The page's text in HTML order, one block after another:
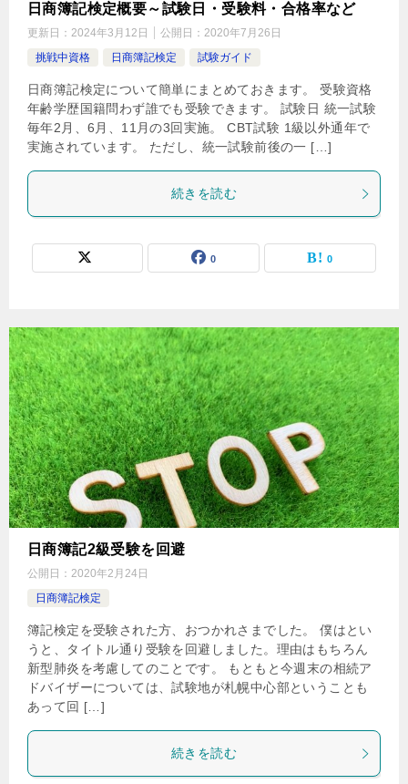
日商簿記検定概要～試験日・受験料・合格率など
更新日： 2024年3月12日 公開日： 2020年7月26日
挑戦中資格
日商簿記検定 試験ガイド
日商簿記検定について簡単にまとめておきます。 受験資格
年齢学歴国籍問わず誰でも受験できます。 試験日 統一試験
毎年2月、6月、11月の3回実施。 CBT試験 1級以外通年で
実施されています。 ただし、統一試験前後の一 […]
続きを読む
0 0
日商簿記2級受験を回避
公開日： 2020年2月24日
日商簿記検定
簿記検定を受験された方、おつかれさまでした。 僕はとい
うと、タイトル通り受験を回避しました。理由はもちろん
新型肺炎を考慮してのことです。 もともと今週末の相続ア
ドバイザーについては、試験地が札幌中心部ということも
あって回 […]
続きを読む